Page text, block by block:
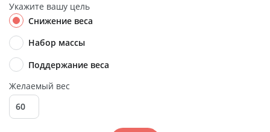
Укажите вашу цель
Снижение веса
Набор массы
Поддержание веса
Желаемый вес